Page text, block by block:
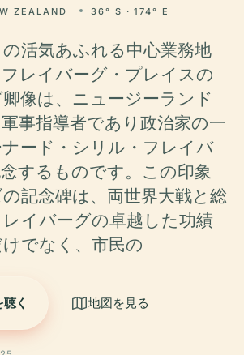
ZEALAND 36° S · 174° E
活気あふれる中心業務地
レイバーグ・プレイスの
像は、ニュージーランド
事指導者であり政治家の一
ード・シリル・フレイバ
するものです。この印象
記念碑は、両世界大戦と総
イバーグの卓越した功績
でなく、市民の
く 地図を見る